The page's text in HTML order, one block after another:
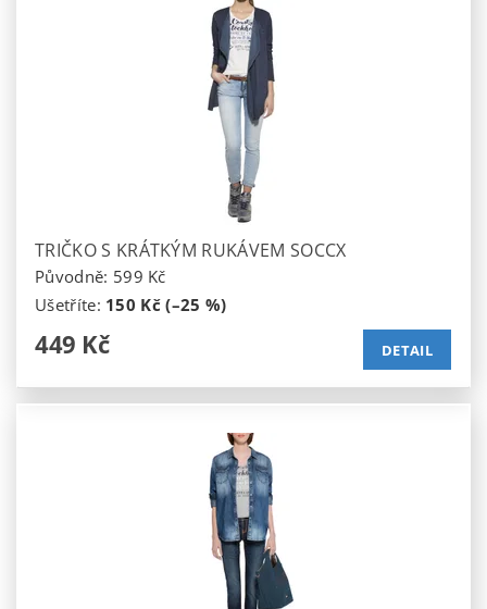
TRIČKO S KRÁTKÝM RUKÁVEM SOCCX
Původně: 599 Kč
Ušetříte: 150 Kč (–25 %)
449 Kč DETAIL